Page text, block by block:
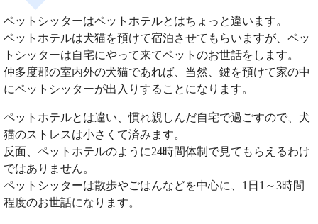
ペットシッターはペットホテルとはちょっと違います。
ペットホテルは犬猫を預けて宿泊させてもらいますが、ペッ
トシッターは自宅にやって来てペットのお世話をします。
仲多度郡の室内外の犬猫であれば、当然、鍵を預けて家の中
にペットシッターが出入りすることになります。
ペットホテルとは違い、慣れ親しんだ自宅で過ごすので、犬
猫のストレスは小さくて済みます。
反面、ペットホテルのように24時間体制で見てもらえるわけ
ではありません。
ペットシッターは散歩やごはんなどを中心に、1日1～3時間
程度のお世話になります。